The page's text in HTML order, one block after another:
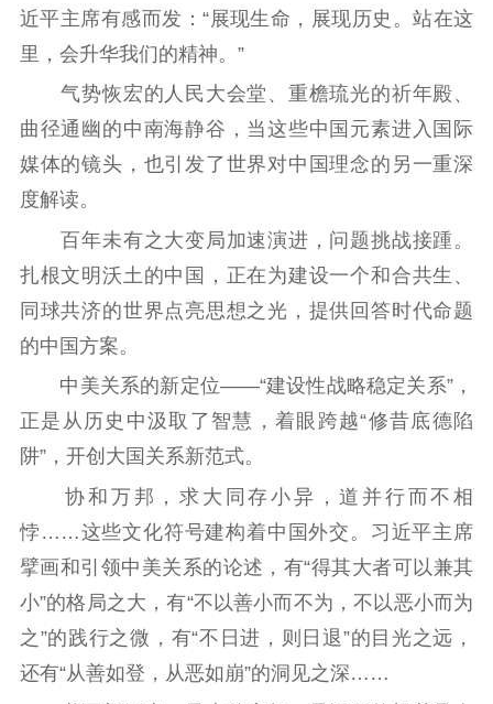
精神文明
文明创建 文明实践
先进典型
社会宣传
思想政治教育
红色资源保护利
用
新闻出版
扫黄打非
电影工作
电影创作 电影市场
机关党建
党建要闻 学习在线
文化人才
近平主席有感而发：“展现生命，展现历史。站在这
里，会升华我们的精神。”
气势恢宏的人民大会堂、重檐琉光的祈年殿、
曲径通幽的中南海静谷，当这些中国元素进入国际
媒体的镜头，也引发了世界对中国理念的另一重深
度解读。
百年未有之大变局加速演进，问题挑战接踵。
扎根文明沃土的中国，正在为建设一个和合共生、
同球共济的世界点亮思想之光，提供回答时代命题
的中国方案。
中美关系的新定位——“建设性战略稳定关系”，
正是从历史中汲取了智慧，着眼跨越“修昔底德陷
阱”，开创大国关系新范式。
协和万邦，求大同存小异，道并行而不相
悖……这些文化符号建构着中国外交。习近平主席
擘画和引领中美关系的论述，有“得其大者可以兼其
小”的格局之大，有“不以善小而不为，不以恶小而为
之”的践行之微，有“不日进，则日退”的目光之远，
还有“从善如登，从恶如崩”的洞见之深……